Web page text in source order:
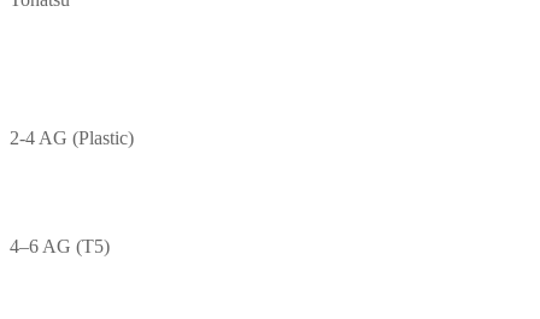
2-4 AG (Plastic)
4–6 AG (T5)